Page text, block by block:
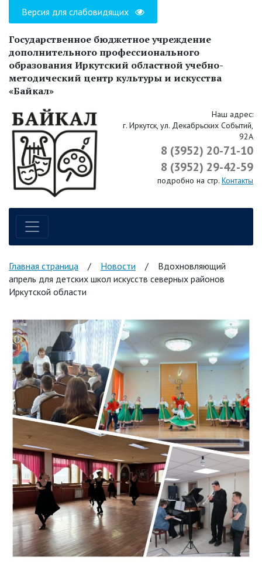
Версия для слабовидящих
Государственное бюджетное учреждение
дополнительного профессионального
образования Иркутский областной учебно-
методический центр культуры и искусства
«Байкал»
Наш адрес:
г. Иркутск, ул. Декабрьских Событий,
92А
8 (3952) 20-71-10
8 (3952) 29-42-59
подробно на стр. Контакты
Навигация по сайту
Главная страница / Новости /
Вдохновляющий
апрель для детских школ искусств северных районов
Иркутской области